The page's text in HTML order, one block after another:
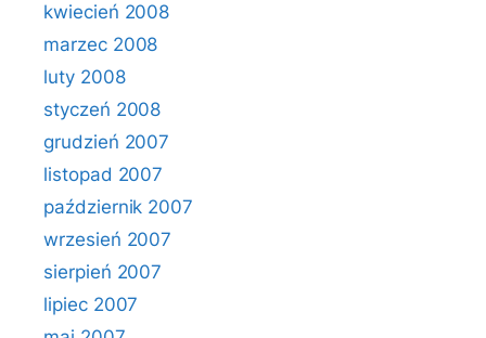
kwiecień 2008
marzec 2008
luty 2008
styczeń 2008
grudzień 2007
listopad 2007
październik 2007
wrzesień 2007
sierpień 2007
lipiec 2007